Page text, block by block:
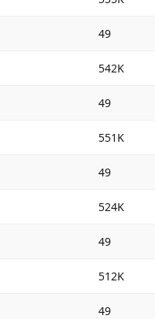
49
542K
49
551K
49
524K
49
512K
49